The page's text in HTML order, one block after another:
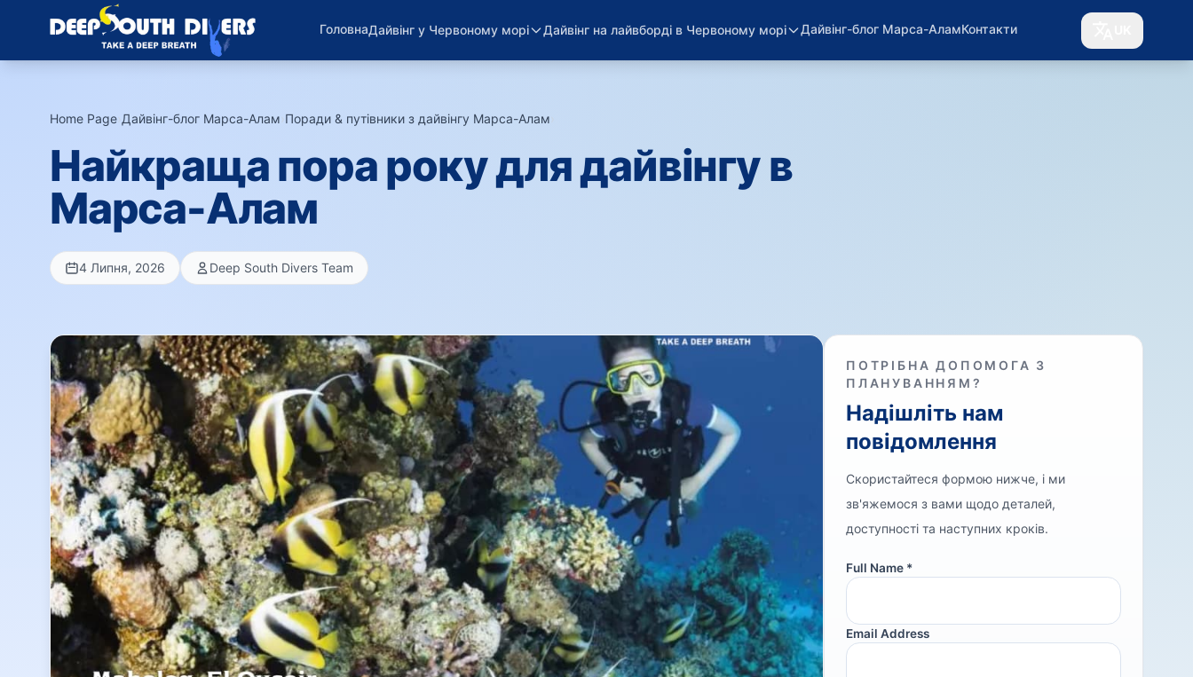
ГоловнаДайвінг у Червоному морі Дайвінг на лайвборді в Червоному морі Дайвінг-блог Марса-АламКонтакти
Home Page›Дайвінг-блог Марса-Алам Поради & путівники з дайвінгу Марса-Алам
Найкраща пора року для дайвінгу в
Марса-Алам
4 Липня, 2026 Deep South Divers Team
ПОТРІБНА ДОПОМОГА З
ПЛАНУВАННЯМ?
Надішліть нам
повідомлення
Скористайтеся формою нижче, і ми
зв'яжемося з вами щодо деталей,
доступності та наступних кроків.
Full Name *
Email Address